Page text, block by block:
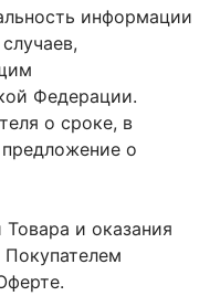
информации
Федерации.
о сроке, в
о
Товара и оказания
Покупателем